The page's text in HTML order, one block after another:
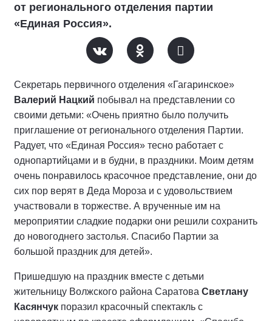
от регионального отделения партии
«Единая Россия».
Секретарь первичного отделения «Гагаринское»
Валерий Нацкий побывал на представлении со
своими детьми: «Очень приятно было получить
приглашение от регионального отделения Партии.
Радует, что «Единая Россия» тесно работает с
однопартийцами и в будни, в праздники. Моим детям
очень понравилось красочное представление, они до
сих пор верят в Деда Мороза и с удовольствием
участвовали в торжестве. А врученные им на
мероприятии сладкие подарки они решили сохранить
до новогоднего застолья. Спасибо Партии за
большой праздник для детей».
Пришедшую на праздник вместе с детьми
жительницу Волжского района Саратова Светлану
Касянчук поразил красочный спектакль с